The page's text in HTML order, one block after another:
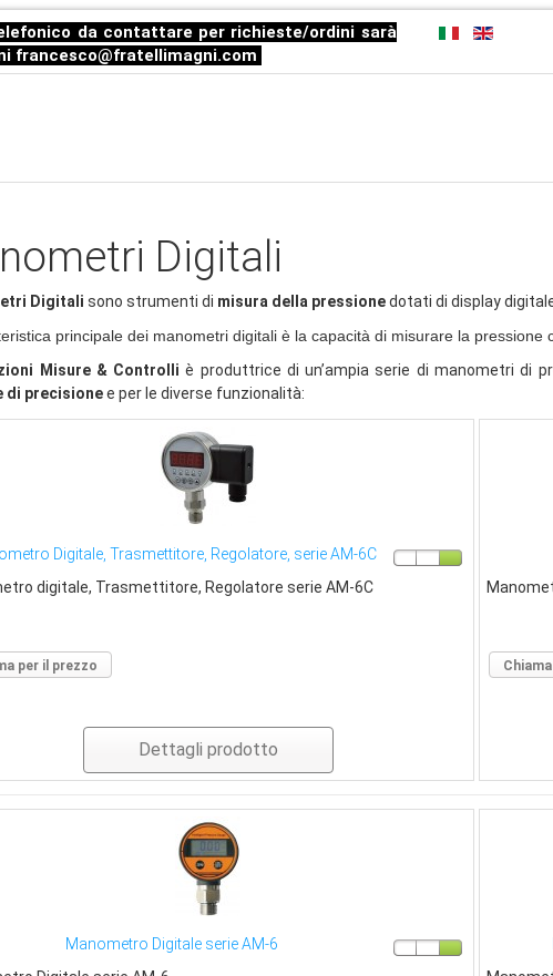
da contattare per richieste/ordini sarà
francesco@fratellimagni.com
Digitali
Digitali sono strumenti di misura della pressionedotati di display
principale dei manometri digitali è la capacità di misurare la pressione
Misure & Controlli è produttrice di un’ampia serie di manometri di
di precisionee per le diverse funzionalità:
Digitale, Trasmettitore, Regolatore, serie AM-6C
digitale, Trasmettitore, Regolatore serie AM-6C
per il prezzo
Dettagli prodotto
Manometro Digitale serie AM-6